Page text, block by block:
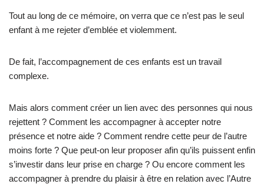
Tout au long de ce mémoire, on verra que ce n’est pas le seul
enfant à me rejeter d’emblée et violemment.
De fait, l’accompagnement de ces enfants est un travail
complexe.
Mais alors comment créer un lien avec des personnes qui nous
rejettent ? Comment les accompagner à accepter notre
présence et notre aide ? Comment rendre cette peur de l’autre
moins forte ? Que peut-on leur proposer afin qu’ils puissent enfin
s’investir dans leur prise en charge ? Ou encore comment les
accompagner à prendre du plaisir à être en relation avec l’Autre